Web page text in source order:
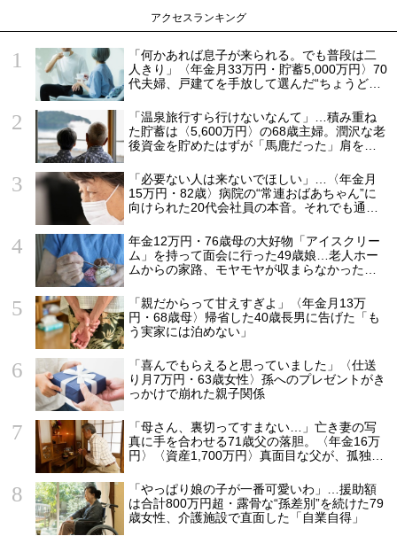
アクセスランキング
「何かあれば息子が来られる。でも普段は二
人きり」〈年金月33万円・貯蓄5,000万円〉70
代夫婦、戸建てを手放して選んだ“ちょうどい
「温泉旅行すら行けないなんて」…積み重ね
た貯蓄は〈5,600万円〉の68歳主婦。潤沢な老
後資金を貯めたはずが「馬鹿だった」肩を落
「必要ない人は来ないでほしい」…〈年金月
15万円・82歳〉病院の“常連おばあちゃん”に
向けられた20代会社員の本音。それでも通い
年金12万円・76歳母の大好物「アイスクリー
ム」を持って面会に行った49歳娘…老人ホー
ムからの家路、モヤモヤが収まらなかったワ
「親だからって甘えすぎよ」〈年金月13万
円・68歳母〉帰省した40歳長男に告げた「も
う実家には泊めない」
「喜んでもらえると思っていました」〈仕送
り月7万円・63歳女性〉孫へのプレゼントがき
っかけで崩れた親子関係
「母さん、裏切ってすまない…」亡き妻の写
真に手を合わせる71歳父の落胆。〈年金16万
円〉〈資産1,700万円〉真面目な父が、孤独の
「やっぱり娘の子が一番可愛いわ」…援助額
は合計800万円超・露骨な“孫差別”を続けた79
歳女性、介護施設で直面した「自業自得」